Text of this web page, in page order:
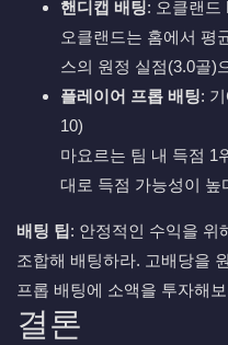
핸디캡 배팅: 오클랜드
오클랜드는 홈에서 평
스의 원정 실점(3.0골)
플레이어 프롭 배팅:
10)
마요르는 팀 내 득점 1
대로 득점 가능성이 높
배팅 팁: 안정적인 수익을 위
조합해 배팅하라. 고배당을
프롭 배팅에 소액을 투자해
결론